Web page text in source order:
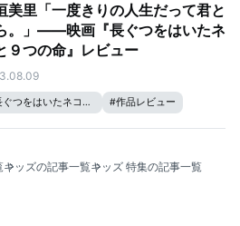
美里「一度きりの人生だって君と
。」——映画『長ぐつをはいたネ
９つの命』レビュー
つをはいたネコと９つの命 #作品レビュー
キッズの記事一覧キッズ 特集の記事一覧